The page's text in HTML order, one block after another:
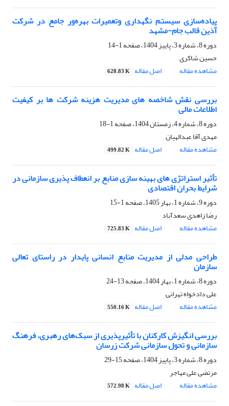
پیاده‌سازی سیستم نگهداری وتعمیرات بهره‌ور جامع در شرکت
آذین قالب جام-مشهد
دوره 8، شماره 3، پاییز 1404، صفحه
1-14
حسین شاکری
مشاهده مقاله
اصل مقاله 628.83 K
بررسی نقش شاخصه های مدیریت هزینه شرکت ها بر کیفیت
اطلاعات مالی
دوره 8، شماره 4، زمستان 1404، صفحه
1-18
مهدی آقا عبدالهیان
مشاهده مقاله
اصل مقاله 499.82 K
تأثیر استراتژی های بهینه سازی منابع بر انعطاف پذیری سازمانی در
شرایط بحران اقتصادی
دوره 9، شماره 1، بهار 1405، صفحه
1-15
رضا زاهدی سعدآباد
مشاهده مقاله
اصل مقاله 725.83 K
طراحی مدلی از مدیریت منابع انسانی پایدار در راستای تعالی
سازمان
دوره 8، شماره 1، بهار 1404، صفحه
13-24
علی دادخواه تهرانی
مشاهده مقاله
اصل مقاله 550.16 K
بررسی انگیزش کارکنان با تأثیرپذیری از سبک‌های رهبری، فرهنگ
سازمانی و تحول سازمانی شرکت زرسان
دوره 8، شماره 3، پاییز 1404، صفحه
15-29
مرتضی علی مهاجر
مشاهده مقاله
اصل مقاله 572.98 K